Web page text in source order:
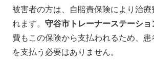
被害者の方は、自賠責保険により治療
れます。 守谷市トレーナーステーショ
費もこの保険から支払われるため、
を支払う必要はありません。